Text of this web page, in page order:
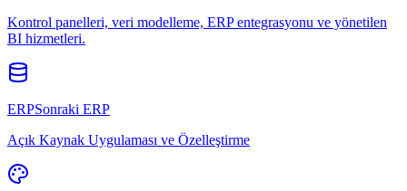
Kontrol panelleri, veri modelleme, ERP entegrasyonu ve yönetilen
BI hizmetleri.
ERPSonraki ERP
Açık Kaynak Uygulaması ve Özelleştirme